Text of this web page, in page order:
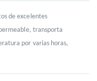
de excelentes
transporta
por varias horas,